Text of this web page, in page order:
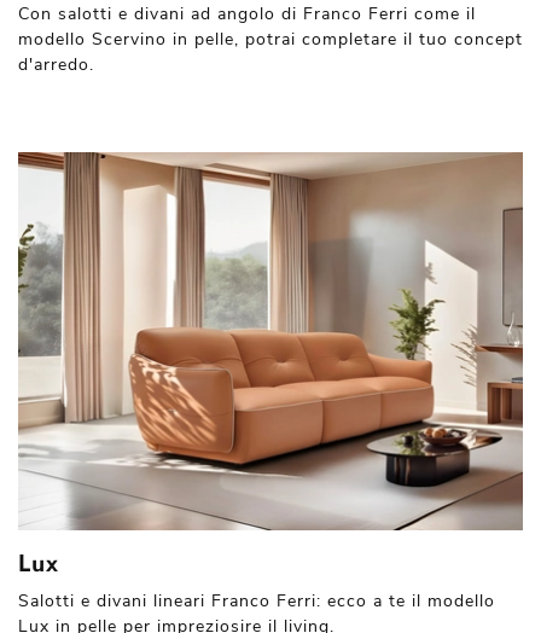
Con salotti e divani ad angolo di Franco Ferri come il
modello Scervino in pelle, potrai completare il tuo concept
d'arredo.
Lux
Salotti e divani lineari Franco Ferri: ecco a te il modello
Lux in pelle per impreziosire il living.